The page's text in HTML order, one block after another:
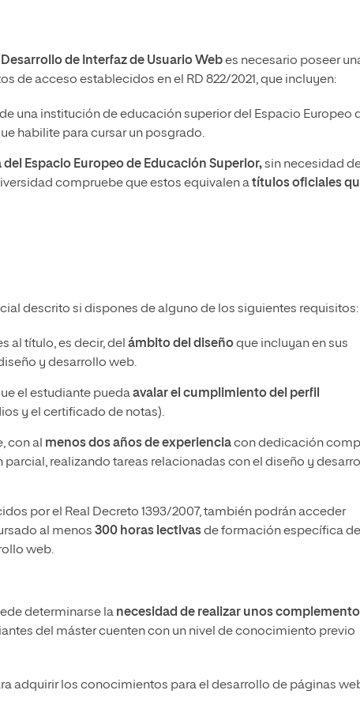
de Interfaz de Usuario Webes necesario poseer
de acceso establecidos en el RD 822/2021, que incluyen:
una institución de educación superior del Espacio Europeo
habilite para cursar un posgrado.
Espacio Europeo de Educación Superior,sin necesidad
compruebe que estos equivalen atítulos oficiales
descrito si dispones de alguno de los siguientes requisitos:
al título, es decir, del ámbito del diseñoque incluyan en sus
y desarrollo web.
el estudiante puedaavalar el cumplimiento del perfil
y el certificado de notas).
con al menos dos años de experienciacon dedicación
realizando tareas relacionadas con el diseño y
por el Real Decreto 1393/2007, también podrán acceder
al menos 300 horas lectivasde formación específica de
web.
determinarse la necesidad de realizar unos
del máster cuenten con un nivel de conocimiento previo
adquirir los conocimientos para el desarrollo de páginas